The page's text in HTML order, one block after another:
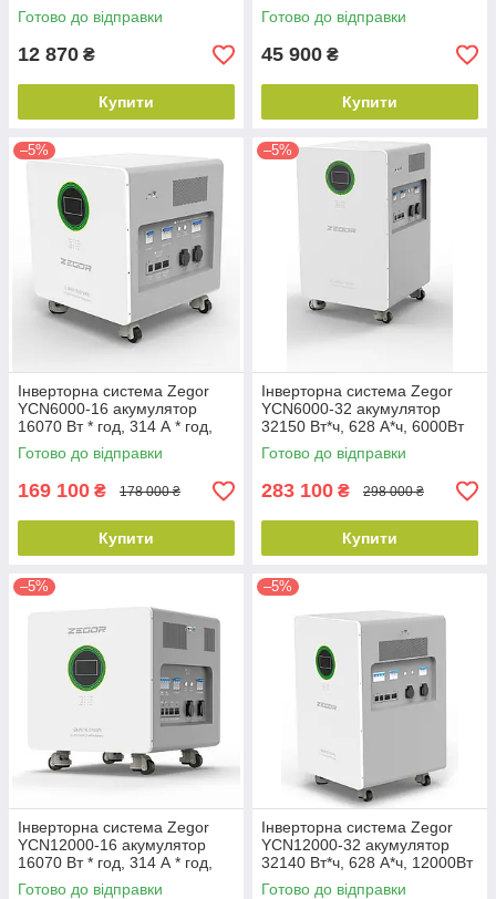
Готово до відправки
12 870 ₴
Купити
Готово до відправки
45 900 ₴
Купити
–5%
Інверторна система Zegor
YCN6000-16 акумулятор
16070 Вт * год, 314 А * год,
6000 Вт
Готово до відправки
169 100 ₴ 178 000 ₴
Купити
–5%
Інверторна система Zegor
YCN6000-32 акумулятор
32150 Вт*ч, 628 А*ч, 6000Вт
Готово до відправки
283 100 ₴ 298 000 ₴
Купити
–5%
Інверторна система Zegor
YCN12000-16 акумулятор
16070 Вт * год, 314 А * год,
12000 Вт
Готово до відправки
–5%
Інверторна система Zegor
YCN12000-32 акумулятор
32140 Вт*ч, 628 А*ч, 12000Вт
Готово до відправки